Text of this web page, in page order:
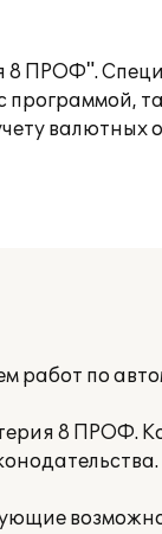
8 ПРОФ".
программой,
валютных
работ по
8 ПРОФ.